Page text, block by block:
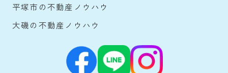
平塚市の不動産ノウハウ
大磯の不動産ノウハウ